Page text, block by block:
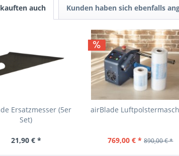
auch Kunden haben sich ebenfalls
Ersatzmesser (5er
Set)
21,90 € *
airBlade
769,00 € * 890,00 € *